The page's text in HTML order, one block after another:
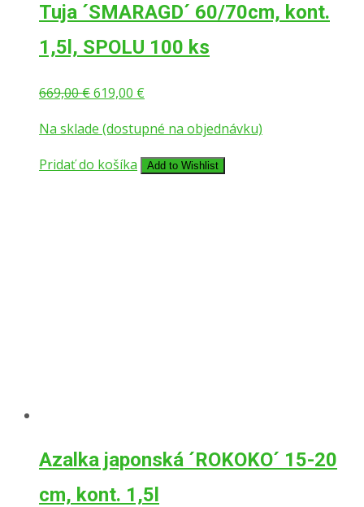
Tuja ´SMARAGD´ 60/70cm, kont.
1,5l, SPOLU 100 ks
669,00€Pôvodná
bola:
669,00 €.
619,00 €
je:
619,00 €.
Na sklade (dostupné na objednávku)
Pridať do košíka
Add to Wishlist
Azalka japonská ´ROKOKO´ 15-20
cm, kont. 1,5l